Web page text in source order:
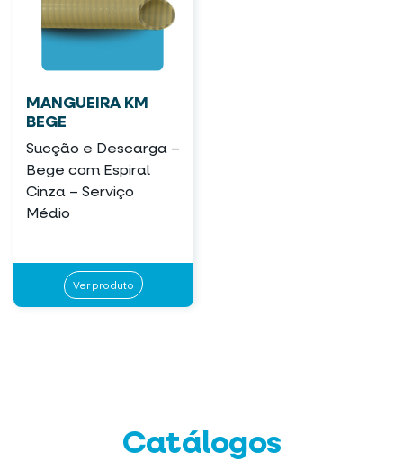
MANGUEIRA KM
BEGE
Sucção e Descarga –
Bege com Espiral
Cinza – Serviço
Médio
Ver produto
Catálogos